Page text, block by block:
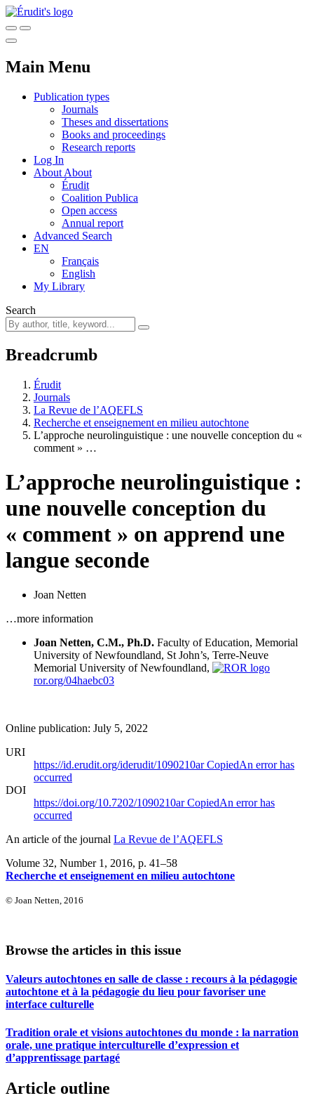
Main Menu
Publication types
Journals
Theses and dissertations
Books and proceedings
Research reports
Log In
About About
Érudit
Coalition Publica
Open access
Annual report
Advanced Search
EN
Français
English
My Library
Search
Breadcrumb
Érudit
Journals
La Revue de l’AQEFLS
Recherche et enseignement en milieu autochtone
L’approche neurolinguistique : une nouvelle conception du «
comment » …
L’approche neurolinguistique :
une nouvelle conception du
« comment » on apprend une
langue seconde
Joan Netten
…more information
Joan Netten, C.M., Ph.D. Faculty of Education, Memorial
University of Newfoundland, St John’s, Terre-Neuve
Memorial University of Newfoundland,
ror.org/04haebc03
Online publication: July 5, 2022
URI
https://id.erudit.org/iderudit/1090210arCopiedAn error has
occurred
DOI
https://doi.org/10.7202/1090210arCopiedAn error has
occurred
An article of the journal La Revue de l’AQEFLS
Volume 32, Number 1, 2016, p. 41–58
Recherche et enseignement en milieu autochtone
© Joan Netten, 2016
Browse the articles in this issue
Valeurs autochtones en salle de classe : recours à la pédagogie
autochtone et à la pédagogie du lieu pour favoriser une
interface culturelle
Tradition orale et visions autochtones du monde : la narration
orale, une pratique interculturelle d’expression et
d’apprentissage partagé
Article outline